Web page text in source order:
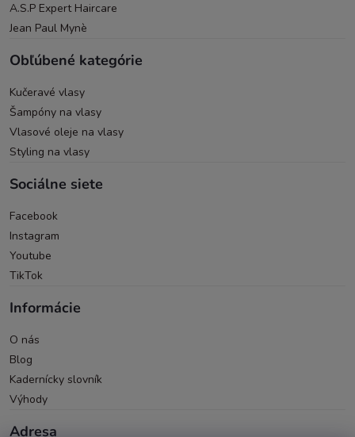
A.S.P Expert Haircare
Jean Paul Mynè
Obľúbené kategórie
Kučeravé vlasy
Šampóny na vlasy
Vlasové oleje na vlasy
Styling na vlasy
Sociálne siete
Facebook
Instagram
Youtube
TikTok
Informácie
O nás
Blog
Kadernícky slovník
Výhody
Adresa